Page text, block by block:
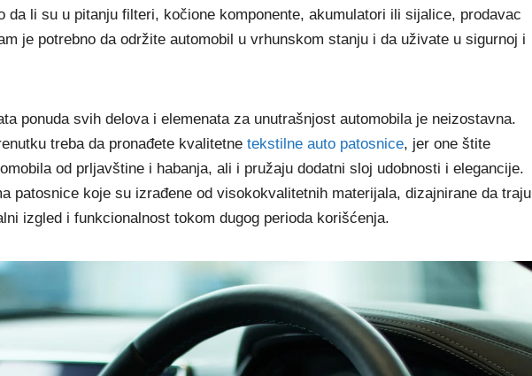
da li su u pitanju filteri, kočione komponente, akumulatori ili sijalice, prodavac
je potrebno da održite automobil u vrhunskom stanju i da uživate u sigurnoj i
ponuda svih delova i elemenata za unutrašnjost automobila je neizostavna.
treba da pronađete kvalitetne tekstilne auto patosnice, jer one štite
od prljavštine i habanja, ali i pružaju dodatni sloj udobnosti i elegancije.
patosnice koje su izrađene od visokokvalitetnih materijala, dizajnirane da traju
izgled i funkcionalnost tokom dugog perioda korišćenja.